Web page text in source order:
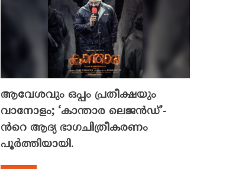
ആവേശവും ഒപ്പം പ്രതീക്ഷയും
വാനോളം; ‘കാന്താര ലെജൻഡ്’-
ൻറെ ആദ്യ ഭാഗചിത്രീകരണം
പൂർത്തിയായി.